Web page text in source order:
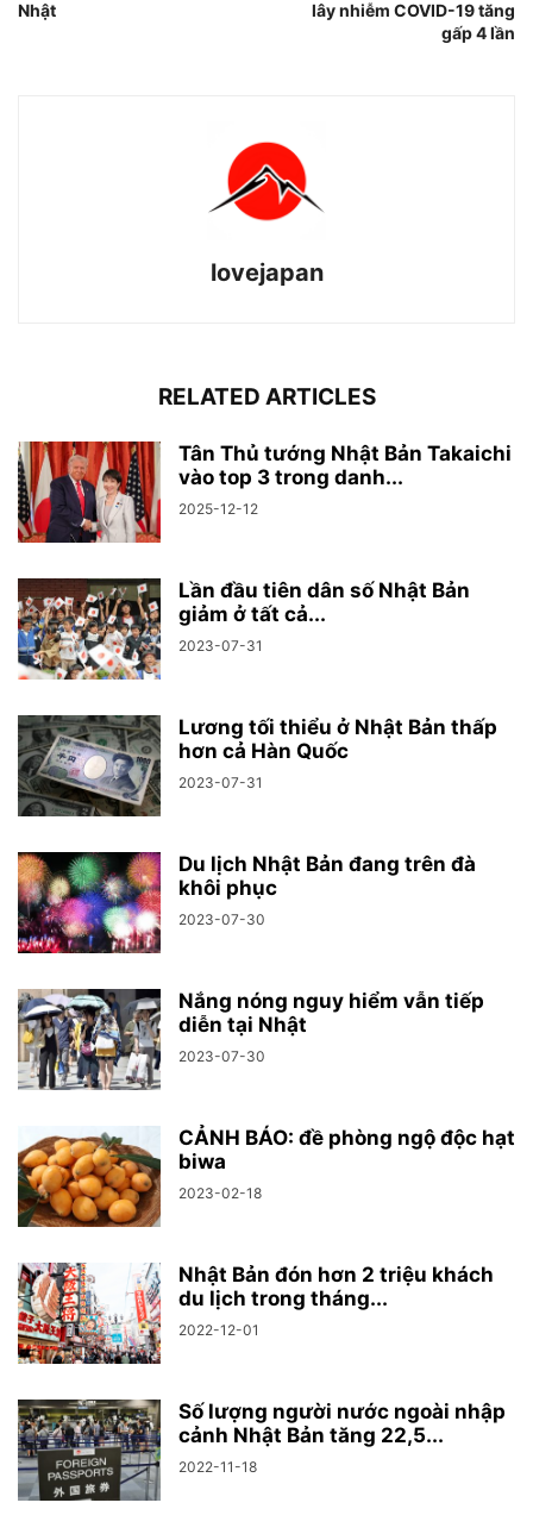
Nhật
lây nhiễm COVID-19 tăng
gấp 4 lần
lovejapan
RELATED ARTICLES
Tân Thủ tướng Nhật Bản Takaichi
vào top 3 trong danh...
2025-12-12
Lần đầu tiên dân số Nhật Bản
giảm ở tất cả...
2023-07-31
Lương tối thiểu ở Nhật Bản thấp
hơn cả Hàn Quốc
2023-07-31
Du lịch Nhật Bản đang trên đà
khôi phục
2023-07-30
Nắng nóng nguy hiểm vẫn tiếp
diễn tại Nhật
2023-07-30
CẢNH BÁO: đề phòng ngộ độc hạt
biwa
2023-02-18
Nhật Bản đón hơn 2 triệu khách
du lịch trong tháng...
2022-12-01
Số lượng người nước ngoài nhập
cảnh Nhật Bản tăng 22,5...
2022-11-18